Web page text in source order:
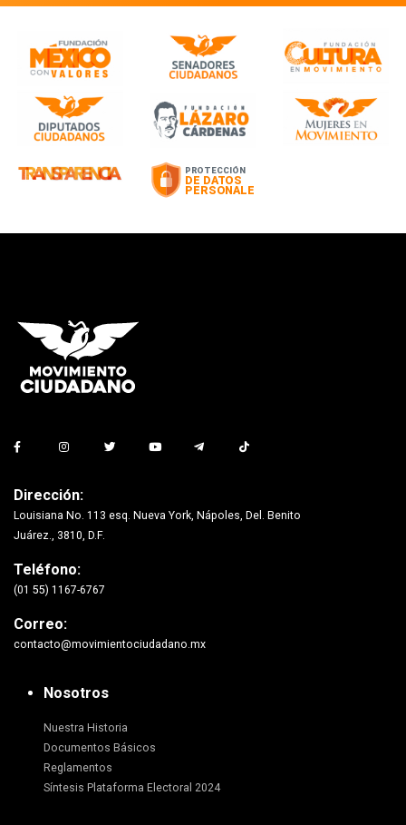
Dirección:
Louisiana No. 113 esq. Nueva York, Nápoles, Del. Benito
Juárez., 3810, D.F.
Teléfono:
(01 55) 1167-6767
Correo:
contacto@movimientociudadano.mx
Nosotros
Nuestra Historia
Documentos Básicos
Reglamentos
Síntesis Plataforma Electoral 2024